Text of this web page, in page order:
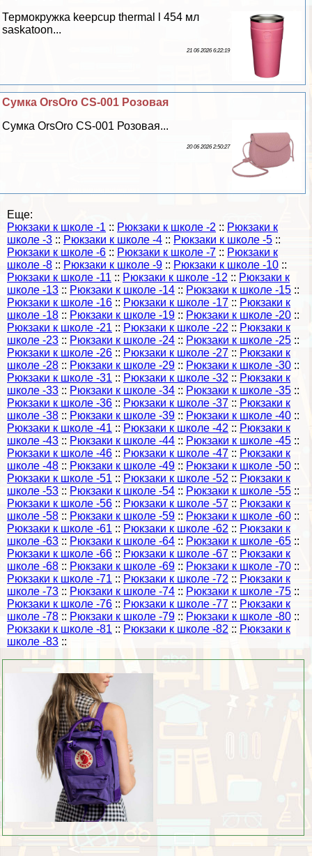
Термокружка keepcup thermal l 454 мл
saskatoon...
21 06 2026 6:22:19
Сумка OrsOro CS-001 Розовая
Сумка OrsOro CS-001 Розовая...
20 06 2026 2:50:27
Еще:
Рюкзаки к школе -1 :: Рюкзаки к школе -2 :: Рюкзаки к
школе -3 :: Рюкзаки к школе -4 :: Рюкзаки к школе -5 ::
Рюкзаки к школе -6 :: Рюкзаки к школе -7 :: Рюкзаки к
школе -8 :: Рюкзаки к школе -9 :: Рюкзаки к школе -10 ::
Рюкзаки к школе -11 :: Рюкзаки к школе -12 :: Рюкзаки к
школе -13 :: Рюкзаки к школе -14 :: Рюкзаки к школе -15 ::
Рюкзаки к школе -16 :: Рюкзаки к школе -17 :: Рюкзаки к
школе -18 :: Рюкзаки к школе -19 :: Рюкзаки к школе -20 ::
Рюкзаки к школе -21 :: Рюкзаки к школе -22 :: Рюкзаки к
школе -23 :: Рюкзаки к школе -24 :: Рюкзаки к школе -25 ::
Рюкзаки к школе -26 :: Рюкзаки к школе -27 :: Рюкзаки к
школе -28 :: Рюкзаки к школе -29 :: Рюкзаки к школе -30 ::
Рюкзаки к школе -31 :: Рюкзаки к школе -32 :: Рюкзаки к
школе -33 :: Рюкзаки к школе -34 :: Рюкзаки к школе -35 ::
Рюкзаки к школе -36 :: Рюкзаки к школе -37 :: Рюкзаки к
школе -38 :: Рюкзаки к школе -39 :: Рюкзаки к школе -40 ::
Рюкзаки к школе -41 :: Рюкзаки к школе -42 :: Рюкзаки к
школе -43 :: Рюкзаки к школе -44 :: Рюкзаки к школе -45 ::
Рюкзаки к школе -46 :: Рюкзаки к школе -47 :: Рюкзаки к
школе -48 :: Рюкзаки к школе -49 :: Рюкзаки к школе -50 ::
Рюкзаки к школе -51 :: Рюкзаки к школе -52 :: Рюкзаки к
школе -53 :: Рюкзаки к школе -54 :: Рюкзаки к школе -55 ::
Рюкзаки к школе -56 :: Рюкзаки к школе -57 :: Рюкзаки к
школе -58 :: Рюкзаки к школе -59 :: Рюкзаки к школе -60 ::
Рюкзаки к школе -61 :: Рюкзаки к школе -62 :: Рюкзаки к
школе -63 :: Рюкзаки к школе -64 :: Рюкзаки к школе -65 ::
Рюкзаки к школе -66 :: Рюкзаки к школе -67 :: Рюкзаки к
школе -68 :: Рюкзаки к школе -69 :: Рюкзаки к школе -70 ::
Рюкзаки к школе -71 :: Рюкзаки к школе -72 :: Рюкзаки к
школе -73 :: Рюкзаки к школе -74 :: Рюкзаки к школе -75 ::
Рюкзаки к школе -76 :: Рюкзаки к школе -77 :: Рюкзаки к
школе -78 :: Рюкзаки к школе -79 :: Рюкзаки к школе -80 ::
Рюкзаки к школе -81 :: Рюкзаки к школе -82 :: Рюкзаки к
школе -83 ::